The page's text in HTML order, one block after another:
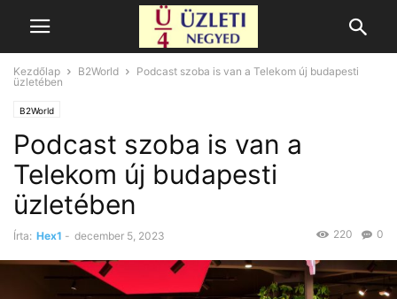
Kezdőlap B2World
Podcast szoba is van a Telekom új budapesti
üzletében
B2World
Podcast szoba is van a
Telekom új budapesti
üzletében
Írta: Hex1 - december 5, 2023 0
220